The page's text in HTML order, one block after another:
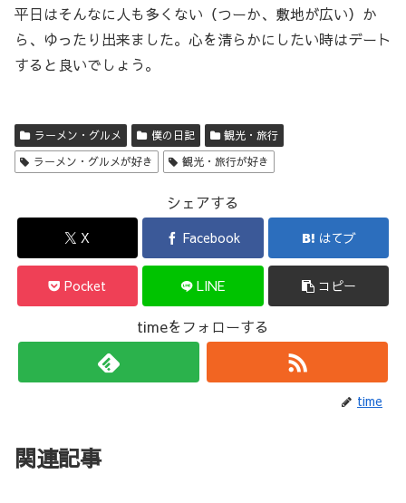
平日はそんなに人も多くない（つーか、敷地が広い）か
ら、ゆったり出来ました。心を清らかにしたい時はデート
すると良いでしょう。
ラーメン・グルメ 僕の日記
観光・旅行
ラーメン・グルメが好き
観光・旅行が好き
シェアする
X Facebook はてブ
Pocket LINE コピー
timeをフォローする
time
関連記事